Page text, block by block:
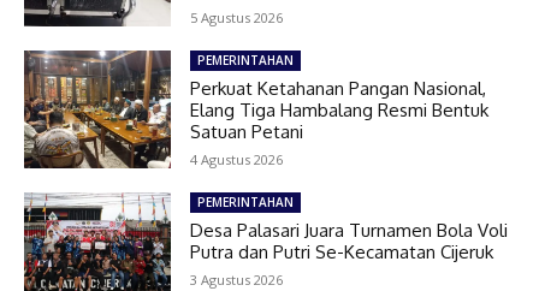
5 Agustus 2026
PEMERINTAHAN
Perkuat Ketahanan Pangan Nasional,
Elang Tiga Hambalang Resmi Bentuk
Satuan Petani
4 Agustus 2026
PEMERINTAHAN
Desa Palasari Juara Turnamen Bola Voli
Putra dan Putri Se-Kecamatan Cijeruk
3 Agustus 2026